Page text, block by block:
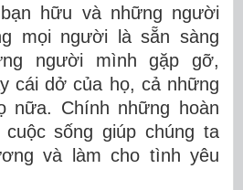
hữu và những người
mọi người là sẵn sàng
người mình gặp gỡ,
cái dở của họ, cả những
nữa. Chính những hoàn
sống giúp chúng ta
và làm cho tình yêu